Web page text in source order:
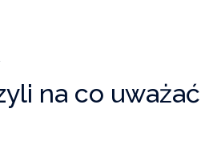
na co uważać